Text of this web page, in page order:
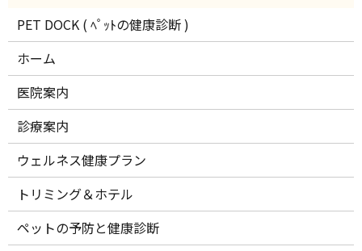
PET DOCK ( ﾍﾟｯﾄの健康診断 )
ホーム
医院案内
診療案内
ウェルネス健康プラン
トリミング＆ホテル
ペットの予防と健康診断